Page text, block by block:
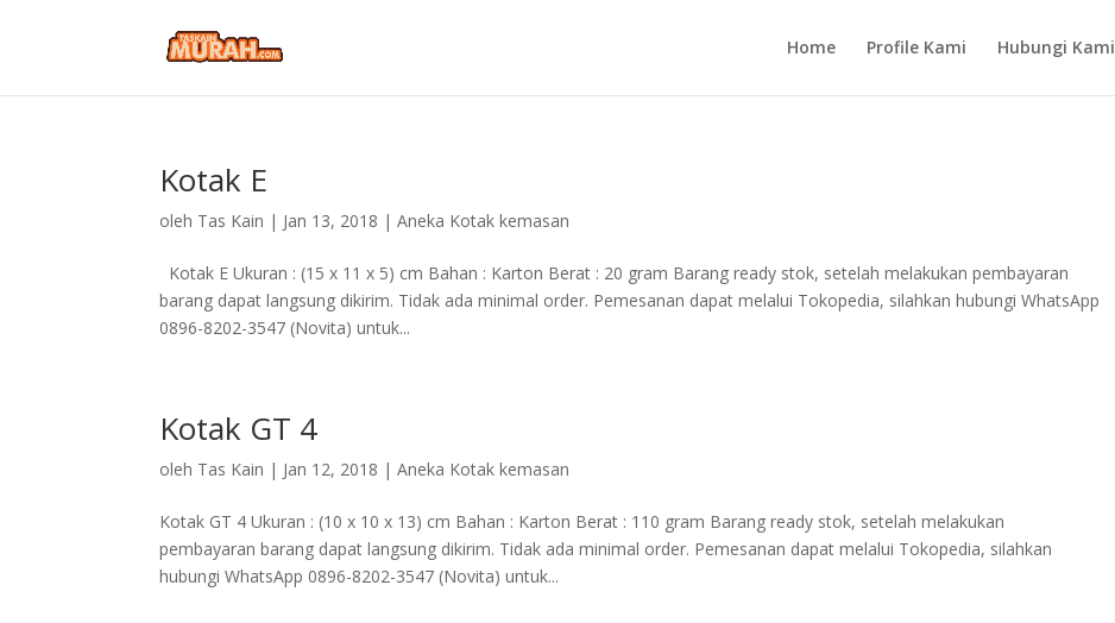
Home Profile Kami Hubungi Kami
Kotak E
oleh Tas Kain | Jan 13, 2018 |Aneka Kotak kemasan
Kotak E Ukuran : (15 x 11 x 5) cm Bahan : Karton Berat : 20 gram Barang ready stok, setelah melakukan pembayaran
barang dapat langsung dikirim. Tidak ada minimal order. Pemesanan dapat melalui Tokopedia, silahkan hubungi WhatsApp
0896-8202-3547 (Novita) untuk...
Kotak GT 4
oleh Tas Kain | Jan 12, 2018 |Aneka Kotak kemasan
Kotak GT 4 Ukuran : (10 x 10 x 13) cm Bahan : Karton Berat : 110 gram Barang ready stok, setelah melakukan
pembayaran barang dapat langsung dikirim. Tidak ada minimal order. Pemesanan dapat melalui Tokopedia, silahkan
hubungi WhatsApp 0896-8202-3547 (Novita) untuk...